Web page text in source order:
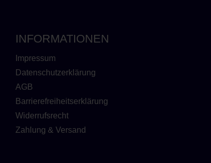
INFORMATIONEN
Impressum
Datenschutzerklärung
AGB
Barrierefreiheitserklärung
Widerrufsrecht
Zahlung & Versand